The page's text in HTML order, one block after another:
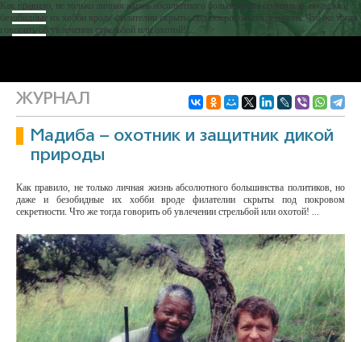
Как правило, не только личная жизнь абсолютного большинства политиков, но даже и
безобидные их хобби вроде филателии скрыты под покровом секретности. Что же тогда
говорить об увлечении стрельбой или охотой! ... " />
ЖУРНАЛ
Мадиба – охотник и защитник дикой
природы
Как правило, не только личная жизнь абсолютного большинства политиков, но
даже и безобидные их хобби вроде филателии скрыты под покровом
секретности. Что же тогда говорить об увлечении стрельбой или охотой! ...